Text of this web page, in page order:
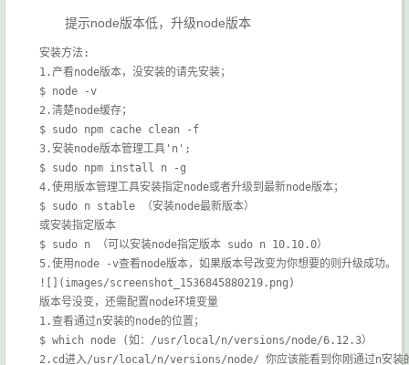
提示node版本低，升级node版本
安装方法:
1.产看node版本，没安装的请先安装；
$ node -v
2.清楚node缓存；
$ sudo npm cache clean -f
3.安装node版本管理工具'n';
$ sudo npm install n -g
4.使用版本管理工具安装指定node或者升级到最新node版本；
$ sudo n stable （安装node最新版本）
或安装指定版本
$ sudo n （可以安装node指定版本 sudo n 10.10.0）
5.使用node -v查看node版本，如果版本号改变为你想要的则升级成功。
![](images/screenshot_1536845880219.png)
版本号没变，还需配置node环境变量
1.查看通过n安装的node的位置；
$ which node (如：/usr/local/n/versions/node/6.12.3）
2.cd进入/usr/local/n/versions/node/ 你应该能看到你刚通过n安